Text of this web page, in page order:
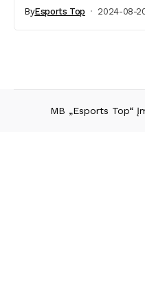
ByEsports Top 2024-08-
MB „Esports Top“